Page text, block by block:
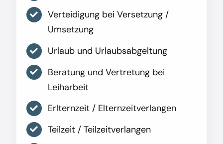
Verteidigung bei Versetzung /
Umsetzung
Urlaub und Urlaubsabgeltung
Beratung und Vertretung bei
Leiharbeit
Erlternzeit / Elternzeitverlangen
Teilzeit / Teilzeitverlangen